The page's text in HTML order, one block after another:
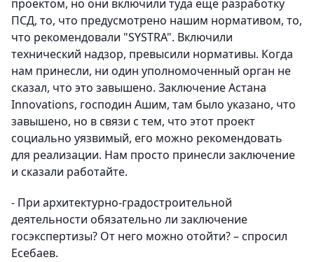
проектом, но они включили туда еще разработку
ПСД, то, что предусмотрено нашим нормативом, то,
что рекомендовали "SYSTRA". Включили
технический надзор, превысили нормативы. Когда
нам принесли, ни один уполномоченный орган не
сказал, что это завышено. Заключение Астана
Innovations, господин Ашим, там было указано, что
завышено, но в связи с тем, что этот проект
социально уязвимый, его можно рекомендовать
для реализации. Нам просто принесли заключение
и сказали работайте.
- При архитектурно-градостроительной
деятельности обязательно ли заключение
госэкспертизы? От него можно отойти? – спросил
Есебаев.